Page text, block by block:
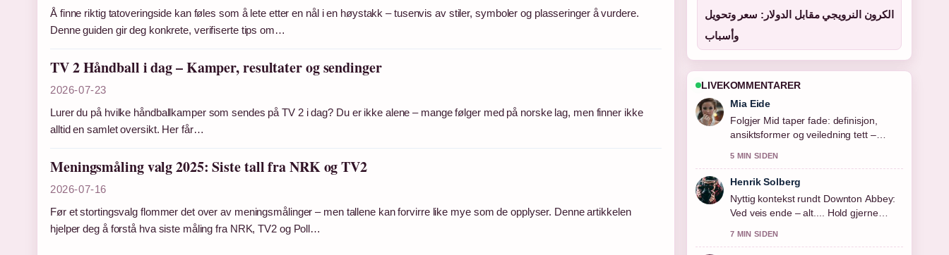
Å finne riktig tatoveringside kan føles som å lete etter en nål i en høystakk – tusenvis av stiler, symboler og plasseringer å vurdere.
Denne guiden gir deg konkrete, verifiserte tips om…
TV 2 Håndball i dag – Kamper, resultater og sendinger
2026-07-23
Lurer du på hvilke håndballkamper som sendes på TV 2 i dag? Du er ikke alene – mange følger med på norske lag, men finner ikke
alltid en samlet oversikt. Her får…
Meningsmåling valg 2025: Siste tall fra NRK og TV2
2026-07-16
Før et stortingsvalg flommer det over av meningsmålinger – men tallene kan forvirre like mye som de opplyser. Denne artikkelen
hjelper deg å forstå hva siste måling fra NRK, TV2 og Poll…
الكرون النرويجي مقابل الدولار: سعر وتحويل
وأسباب
LIVEKOMMENTARER
Mia Eide
Folgjer Mid taper fade: definisjon,
ansiktsformer og veiledning tett –
5 MIN SIDEN
Henrik Solberg
Nyttig kontekst rundt Downton Abbey:
Ved veis ende – alt.... Hold gjerne
7 MIN SIDEN